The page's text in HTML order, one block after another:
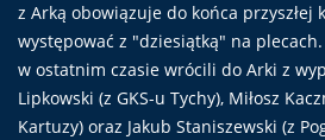
z Arką obowiązuje do końca przyszłej
występować z "dziesiątką" na
w ostatnim czasie wrócili do Arki z
Lipkowski (z GKS-u Tychy), Miłosz
Kartuzy) oraz Jakub Staniszewski (z